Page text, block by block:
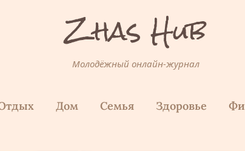
Zhas Hub
Молодёжный онлайн-журнал
Дом Семья Здоровье